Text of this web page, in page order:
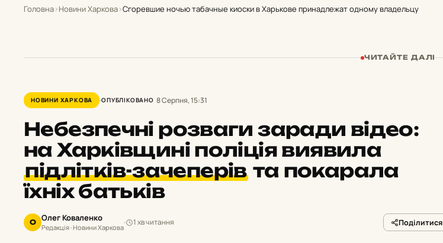
Головна›Новини Харкова›Сгоревшие ночью табачные киоски в Харькове принадлежат одному владельцу
ЧИТАЙТЕ ДАЛІ
НОВИНИ ХАРКОВА ОПУБЛІКОВАНО 8 Серпня, 15:31
Небезпечні розваги заради відео:
на Харківщині поліція виявила
підлітків-зачеперів та покарала
їхніх батьків
О Олег Коваленко
Редакція · Новини Харкова
1 хв читання Поділитися